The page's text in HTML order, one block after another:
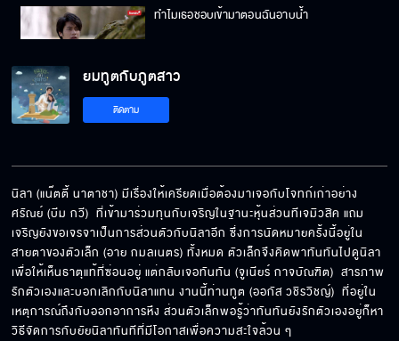
ทำไมเธอชอบเข้ามาตอนฉันอาบน้ำ
ท่าทางเธอเหมือนจะไปฆ่าเขาให้ตาย
ฉันอธิษฐานขอให้เราทั้งคู่ทำภารกิจสำเร็จ
ฉันทำเธอร้องไห้เหรอ
ยมทูตกับภูตสาว
ติดตาม
นิลา (แน๊ตตี้ นาตาชา) มีเรื่องให้เครียดเมื่อต้องมาเจอกับโจทก์เก่าอย่าง
ศรัณย์ (บีม กวี)  ที่เข้ามาร่วมทุนกับเจริญในฐานะหุ้นส่วนทีเจมิวสิค แถม
เจริญยังขอเจรจาเป็นการส่วนตัวกับนิลาอีก ซึ่งการนัดหมายครั้งนี้อยู่ใน
สายตาของตัวเล็ก (อาย กมลเนตร) ทั้งหมด ตัวเล็กจึงคิดพาทันทันไปดูนิลา
เพื่อให้เห็นธาตุแท้ที่ซ่อนอยู่ แต่กลับเจอทันทัน (จูเนียร์ กาจบัณฑิต)  สารภาพ
รักตัวเองและบอกเลิกกับนิลาแทน งานนี้ท่านทูต (ออกัส วชิรวิชญ์)  ที่อยู่ใน
เหตุการณ์ถึงกับออกอาการหึง ส่วนตัวเล็กพอรู้ว่าทันทันยังรักตัวเองอยู่ก็หา
วิธีจัดการกับยัยนิลาทันทีที่มีโอกาสเพื่อความสะใจล้วน ๆ